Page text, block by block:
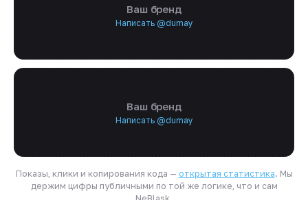
Ваш бренд
Написать @dumay
Ваш бренд
Написать @dumay
Показы, клики и копирования кода — открытая статистика. Мы
держим цифры публичными по той же логике, что и сам